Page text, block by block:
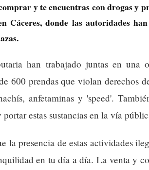
y te encuentras con drogas y
Cáceres, donde las autoridades
han trabajado juntas en una
600 prendas que violan derechos
anfetaminas y 'speed'.
estas sustancias en la vía
la presencia de estas actividades
en tu día a día. La venta y